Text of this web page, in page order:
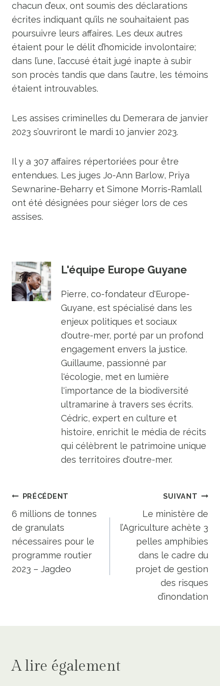
chacun d’eux, ont soumis des déclarations
écrites indiquant qu’ils ne souhaitaient pas
poursuivre leurs affaires. Les deux autres
étaient pour le délit d’homicide involontaire;
dans l’une, l’accusé était jugé inapte à subir
son procès tandis que dans l’autre, les témoins
étaient introuvables.
Les assises criminelles du Demerara de janvier
2023 s’ouvriront le mardi 10 janvier 2023.
Il y a 307 affaires répertoriées pour être
entendues. Les juges Jo-Ann Barlow, Priya
Sewnarine-Beharry et Simone Morris-Ramlall
ont été désignées pour siéger lors de ces
assises.
L'équipe Europe Guyane
Pierre, co-fondateur d'Europe-
Guyane, est spécialisé dans les
enjeux politiques et sociaux
d'outre-mer, porté par un profond
engagement envers la justice.
Guillaume, passionné par
l'écologie, met en lumière
l'importance de la biodiversité
ultramarine à travers ses écrits.
Cédric, expert en culture et
histoire, enrichit le média de récits
qui célèbrent le patrimoine unique
des territoires d'outre-mer.
Navigation
de
l’article
PRÉCÉDENT
6 millions de tonnes
de granulats
nécessaires pour le
programme routier
2023 – Jagdeo
SUIVANT
Le ministère de
l’Agriculture achète 3
pelles amphibies
dans le cadre du
projet de gestion
des risques
d’inondation
A lire également